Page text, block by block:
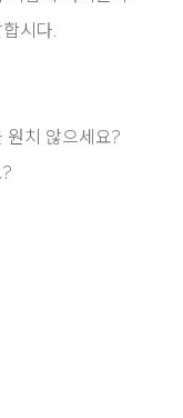
시다.
원치 않으세요?